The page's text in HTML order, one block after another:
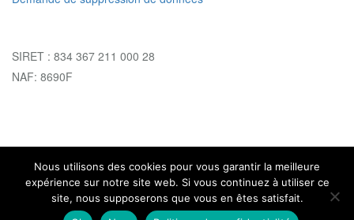
SIRET : 834 367 211 000 28
NAF: 8690F
© 2026Médecine traditionnelle Chinoise. All Rights Reserved.
Nous utilisons des cookies pour vous garantir la meilleure
expérience sur notre site web. Si vous continuez à utiliser ce
site, nous supposerons que vous en êtes satisfait.